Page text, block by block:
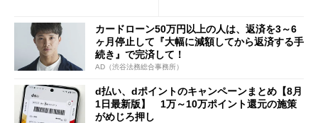
カードローン50万円以上の人は、返済を3～6
ヶ月停止して『大幅に減額してから返済する手
続き』で完済して！
AD（渋谷法務総合事務所）
d払い、dポイントのキャンペーンまとめ【8月
1日最新版】 1万～10万ポイント還元の施策
がめじろ押し